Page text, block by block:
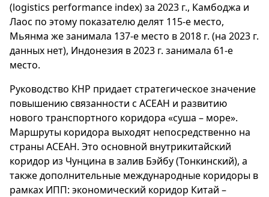
(logistics performance index) за 2023 г., Камбоджа и
Лаос по этому показателю делят 115-е место,
Мьянма же занимала 137-е место в 2018 г. (на 2023 г.
данных нет), Индонезия в 2023 г. занимала 61-е
место.
Руководство КНР придает стратегическое значение
повышению связанности с АСЕАН и развитию
нового транспортного коридора «суша – море».
Маршруты коридора выходят непосредственно на
страны АСЕАН. Это основной внутрикитайский
коридор из Чунцина в залив Бэйбу (Тонкинский), а
также дополнительные международные коридоры в
рамках ИПП: экономический коридор Китай –